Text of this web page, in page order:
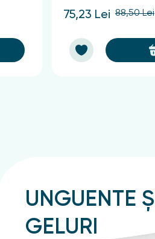
75,23 Lei 88,50 Lei
UNGUENTE ȘI
GELURI